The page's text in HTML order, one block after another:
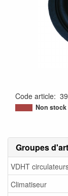
Groupes
VDHT
Climatiseur
Code article:
Non stock